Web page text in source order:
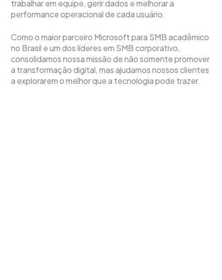
trabalhar em equipe, gerir dados e melhorar a
performance operacional de cada usuário.
Como o maior parceiro Microsoft para SMB acadêmico
no Brasil e um dos líderes em SMBcorporativo,
consolidamos nossa missão de não somente promover
a transformação digital, mas ajudamos nossos clientes
a explorarem o melhor que a tecnologia pode trazer.